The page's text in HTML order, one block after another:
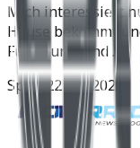
Mich interessiert
Hause bekommt
Fünzirung sind .
Spyra22 Juli 2025